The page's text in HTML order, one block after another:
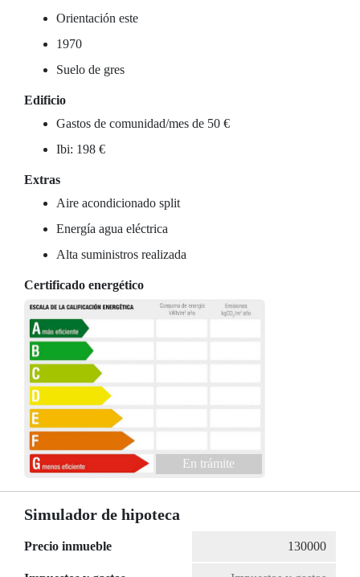
Orientación este
1970
Suelo de gres
Edificio
Gastos de comunidad/mes de 50 €
Ibi: 198 €
Extras
Aire acondicionado split
Energía agua eléctrica
Alta suministros realizada
Certificado energético
En trámite
Simulador de hipoteca
Precio inmueble